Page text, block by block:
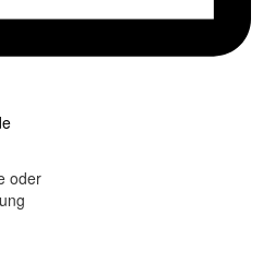
oder